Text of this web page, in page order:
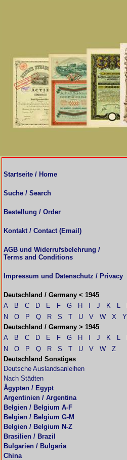
Startseite / Home
Suche / Search
Bestellung / Order
Kontakt / Contact (Email)
AGB und Widerrufsbelehrung /
Terms and Conditions
Impressum und Datenschutz / Privacy
Deutschland / Germany < 1945
A
B C D E F G H J K L
N
O P Q R S T U V W X Y
Deutschland / Germany > 1945
A
B C D E F G H J K L
N
O P Q R S T U V W
Z
Deutschland Sonstiges
Deutsche Auslandsanleihen
Nach Städten
Ägypten / Egypt
Argentinien / Argentina
Belgien / Belgium A-F
Belgien / Belgium G-M
Belgien / Belgium N-Z
Brasilien / Brazil
Bulgarien / Bulgaria
China